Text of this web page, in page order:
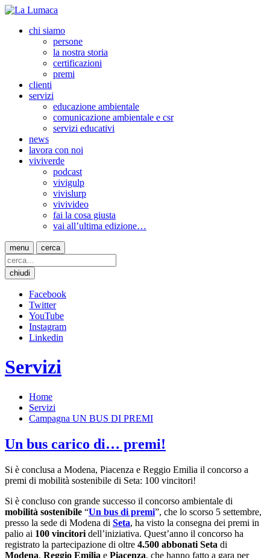
chi siamo
persone
la nostra storia
certificazioni
premi
clienti
servizi
educazione ambientale
comunicazione ambientale e csr
servizi educativi
news
lavora con noi
viviverde
podcast
vivigulp
vivislurp
vivivideo
fai la cosa giusta
vai all’ultima edizione…
menu cerca
chiudi
Facebook
Twitter
YouTube
Instagram
Linkedin
Servizi
Home
Servizi
Campagna UN BUS DI PREMI
Un bus carico di… premi!
Si è conclusa a Modena, Piacenza e Reggio Emilia il concorso a
premi di mobilità sostenibile di Seta: 100 vincitori!
Si è concluso con grande successo il concorso ambientale di
mobilità sostenibile “Un bus di premi”, che lo scorso 5 settembre,
presso la sede di Modena di Seta, ha visto la consegna dei premi in
palio ai 100 vincitori dell’iniziativa. Quest’anno il concorso ha
registrato la partecipazione di oltre 4.500 abbonati Seta di
Modena, Reggio Emilia e Piacenza, che hanno fatto a gara per